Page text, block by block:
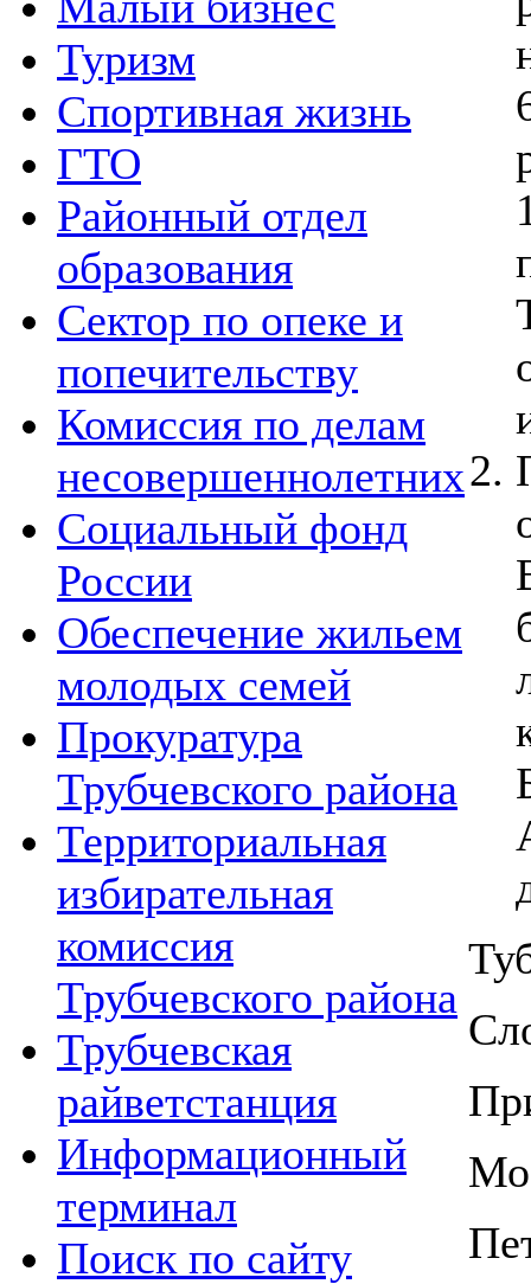
Туризм
Спортивная жизнь
ГТО
Районный отдел
образования
Сектор по опеке и
попечительству
Комиссия по делам
несовершеннолетних
Социальный фонд
России
Обеспечение жильем
молодых семей
Прокуратура
Трубчевского района
Территориальная
избирательная
комиссия
Трубчевского района
Трубчевская
райветстанция
Информационный
терминал
Поиск по сайту